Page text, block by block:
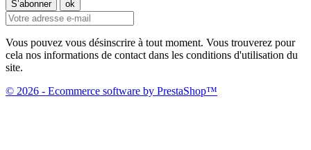
Vous pouvez vous désinscrire à tout moment. Vous trouverez pour
cela nos informations de contact dans les conditions d'utilisation du
site.
© 2026 - Ecommerce software by PrestaShop™